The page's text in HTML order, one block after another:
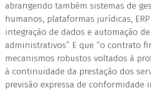
abrangendo também sistemas de
humanos, plataformas jurídicas,
integração de dados e automação
administrativos”. E que “o contrato
mecanismos robustos voltados à
à continuidade da prestação dos
previsão expressa de conformidade